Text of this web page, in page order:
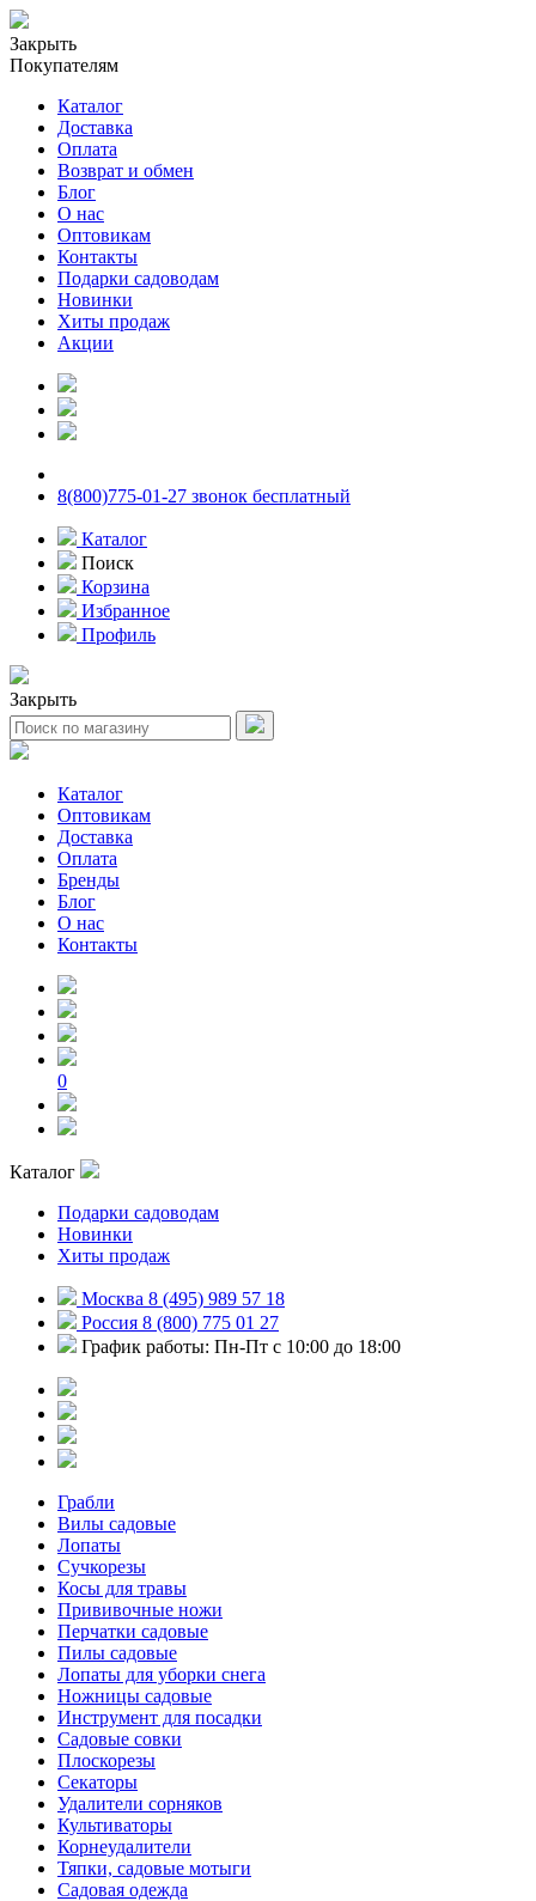
Закрыть
Покупателям
Каталог
Доставка
Оплата
Возврат и обмен
Блог
О нас
Оптовикам
Контакты
Подарки садоводам
Новинки
Хиты продаж
Акции
8(800)775-01-27 звонок бесплатный
Каталог
Поиск
Корзина
Избранное
Профиль
Закрыть
Каталог
Оптовикам
Доставка
Оплата
Бренды
Блог
О нас
Контакты
0
Каталог
Подарки садоводам
Новинки
Хиты продаж
Москва 8 (495) 989 57 18
Россия 8 (800) 775 01 27
График работы: Пн-Пт с 10:00 до 18:00
Грабли
Вилы садовые
Лопаты
Сучкорезы
Косы для травы
Прививочные ножи
Перчатки садовые
Пилы садовые
Лопаты для уборки снега
Ножницы садовые
Инструмент для посадки
Садовые совки
Плоскорезы
Секаторы
Удалители сорняков
Культиваторы
Корнеудалители
Тяпки, садовые мотыги
Садовая одежда